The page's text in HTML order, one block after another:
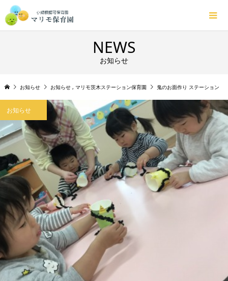
NEWS
お知らせ
お知らせ お知らせ , マリモ茨木ステーション保育園 鬼のお面作り ステーション
お知らせ